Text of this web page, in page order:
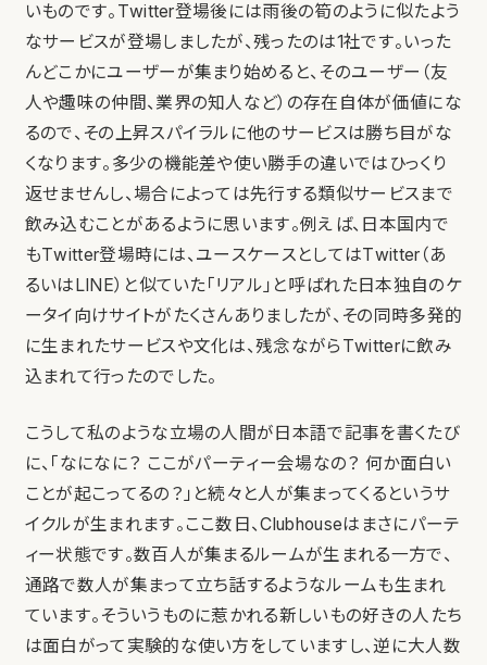
いものです。Twitter登場後には雨後の筍のように似たよう
なサービスが登場しましたが、残ったのは1社です。いった
んどこかにユーザーが集まり始めると、そのユーザー（友
人や趣味の仲間、業界の知人など）の存在自体が価値にな
るので、その上昇スパイラルに他のサービスは勝ち目がな
くなります。多少の機能差や使い勝手の違いではひっくり
返せませんし、場合によっては先行する類似サービスまで
飲み込むことがあるように思います。例えば、日本国内で
もTwitter登場時には、ユースケースとしてはTwitter（あ
るいはLINE）と似ていた「リアル」と呼ばれた日本独自のケ
ータイ向けサイトがたくさんありましたが、その同時多発的
に生まれたサービスや文化は、残念ながらTwitterに飲み
込まれて行ったのでした。
こうして私のような立場の人間が日本語で記事を書くたび
に、「なになに？ ここがパーティー会場なの？ 何か面白い
ことが起こってるの？」と続々と人が集まってくるというサ
イクルが生まれます。ここ数日、Clubhouseはまさにパーテ
ィー状態です。数百人が集まるルームが生まれる一方で、
通路で数人が集まって立ち話するようなルームも生まれ
ています。そういうものに惹かれる新しいもの好きの人たち
は面白がって実験的な使い方をしていますし、逆に大人数